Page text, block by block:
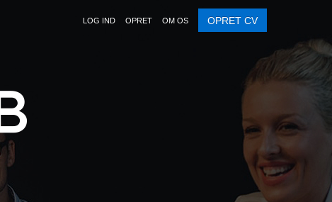
LOG IND OPRET OM OS OPRET CV